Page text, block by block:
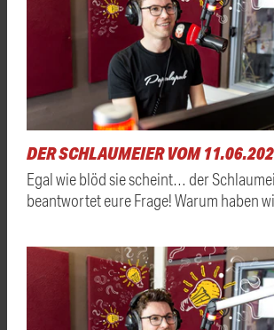
DER SCHLAUMEIER VOM
Egal wie blöd sie scheint… der
beantwortet eure Frage! Warum haben